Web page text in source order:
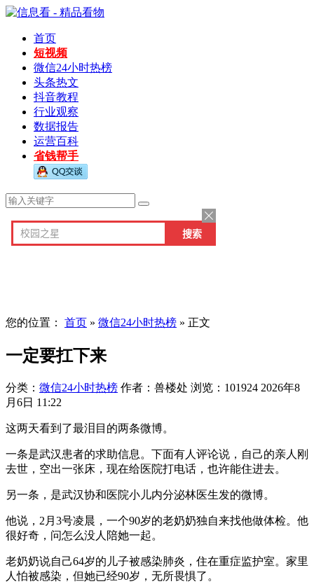
首页
短视频
微信24小时热榜
头条热文
抖音教程
行业观察
数据报告
运营百科
省钱帮手
您的位置： 首页 » 微信24小时热榜 » 正文
一定要扛下来​
分类： 微信24小时热榜 作者：兽楼处 浏览：101924 2026年8
月6日 11:22
这两天看到了最泪目的两条微博。
一条是武汉患者的求助信息。下面有人评论说，自己的亲人刚
去世，空出一张床，现在给医院打电话，也许能住进去。
另一条，是武汉协和医院小儿内分泌林医生发的微博。
他说，2月3号凌晨，一个90岁的老奶奶独自来找他做体检。他
很好奇，问怎么没人陪她一起。
老奶奶说自己64岁的儿子被感染肺炎，住在重症监护室。家里
人怕被感染，但她已经90岁，无所畏惧了。